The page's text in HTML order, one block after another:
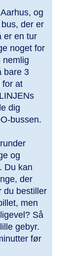
og
der er
er en tur
noget for
nemlig
bare 3
for at
dig
bussen.
og
Du kan
der
du bestiller
men
Så
gebyr.
før